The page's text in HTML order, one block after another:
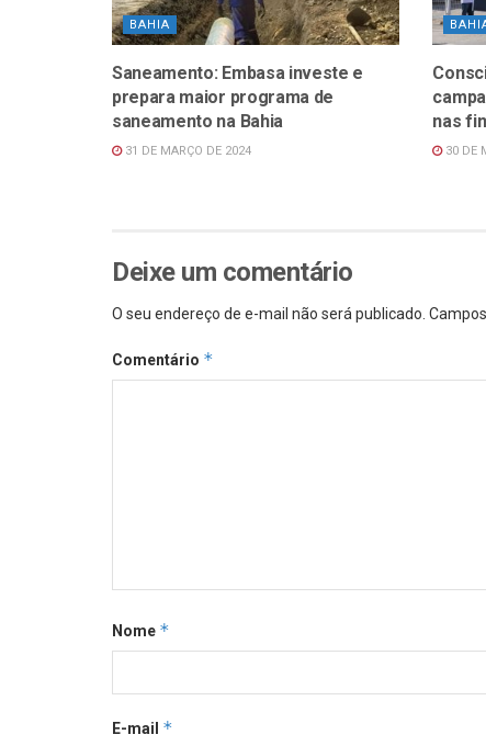
BAHIA
Saneamento: Embasa investe e
prepara maior programa de
saneamento na Bahia
31 DE MARÇO DE 2024
nas
30 DE
Deixe um comentário
O seu endereço de e-mail não será publicado.
Comentário *
Nome *
E-mail *